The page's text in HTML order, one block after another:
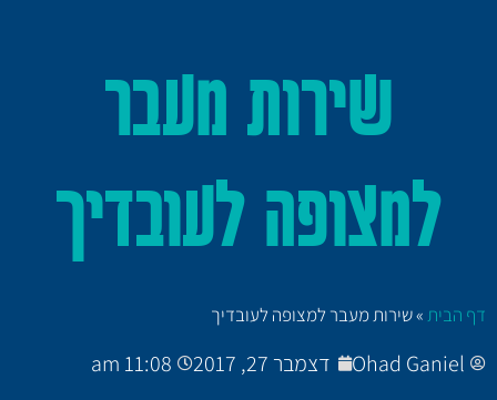
שירות מעבר
למצופה לעובדיך
דף הבית»שירות מעבר למצופה לעובדיך
Ohad Ganiel דצמבר 27, 2017 11:08 am